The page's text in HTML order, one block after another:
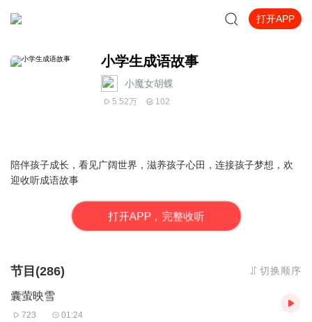
打开APP
小学生成语故事
小魔女胡蝶
5.52万 102
陪伴孩子成长，看见广阔世界，滋养孩子心田，连接孩子梦想，欢
迎收听成语故事
打开APP，完整收听
节目(286) 切换顺序
囊萤映雪
723 01:24